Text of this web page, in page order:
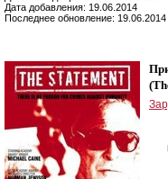
Дата добавления: 19.06.2014
Последнее обновление: 19.06.2014
(